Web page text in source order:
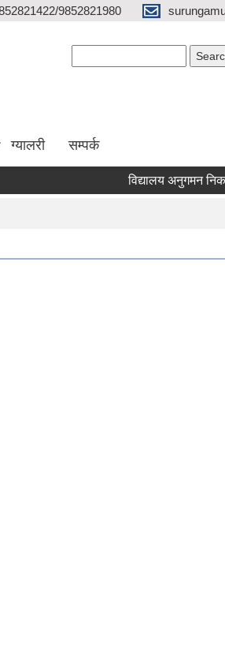
9852821980
ग्यालरी सम्पर्क
विद्यालय अनुगमन